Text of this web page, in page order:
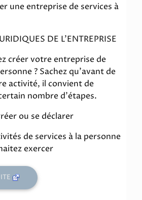
une entreprise de services à
DE L'ENTREPRISE
créer votre entreprise de
? Sachez qu'avant de
activité, il convient de
nombre d'étapes.
ou se déclarer
de services à la personne
exercer